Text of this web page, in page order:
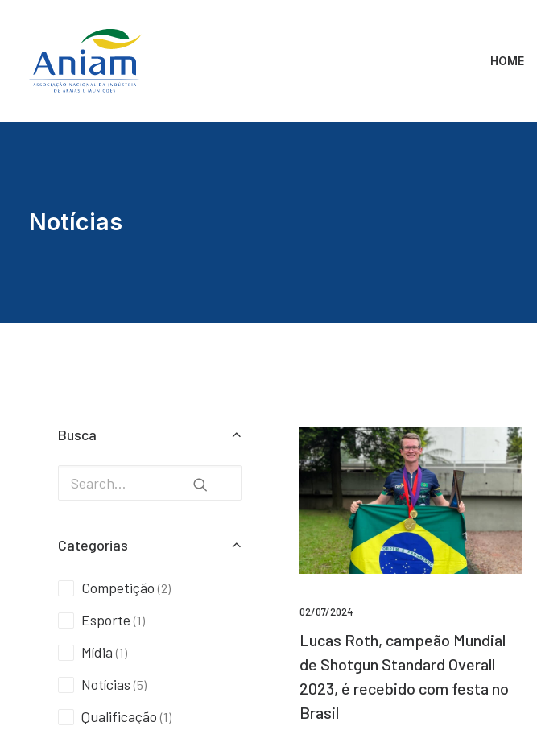
HOME
Notícias
Busca
Categorias
Competição (2)
Esporte (1)
Mídia (1)
Notícias (5)
Qualificação (1)
02/07/2024
Lucas Roth, campeão Mundial
de Shotgun Standard Overall
2023, é recebido com festa no
Brasil